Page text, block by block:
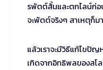
รพัตต์สั้นและตกไลน์ก่อ
จะพัตต์จริงๆ สาเหตุก็
แล้วเราจะมีวิธีแก้ไขปั
เกิดจากอิทธิพลของสโ